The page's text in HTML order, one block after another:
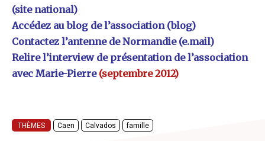
(site national)
Accédez au blog de l’association(blog)
Contactez l’antenne de Normandie (e.mail)
Relire l’interview de présentation de l’association
avec Marie-Pierre (septembre 2012)
THÈMES Caen Calvados famille